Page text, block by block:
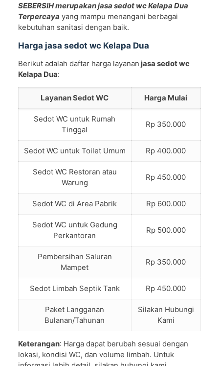
SEBERSIH merupakan jasa sedot wc Kelapa Dua
Terpercaya yang mampu menangani berbagai
kebutuhan sanitasi dengan baik.
Harga jasa sedot wc Kelapa Dua
Berikut adalah daftar harga layanan jasa sedot wc
Kelapa Dua:
Layanan Sedot WC Harga Mulai
Sedot WC untuk Rumah
Tinggal
Rp 350.000
Sedot WC untuk Toilet Umum Rp 400.000
Sedot WC Restoran atau
Warung
Rp 450.000
Sedot WC di Area Pabrik Rp 600.000
Sedot WC untuk Gedung
Perkantoran
Rp 500.000
Pembersihan Saluran
Mampet
Rp 350.000
Sedot Limbah Septik Tank Rp 450.000
Paket Langganan
Bulanan/Tahunan
Silakan Hubungi
Kami
Keterangan: Harga dapat berubah sesuai dengan
lokasi, kondisi WC, dan volume limbah. Untuk